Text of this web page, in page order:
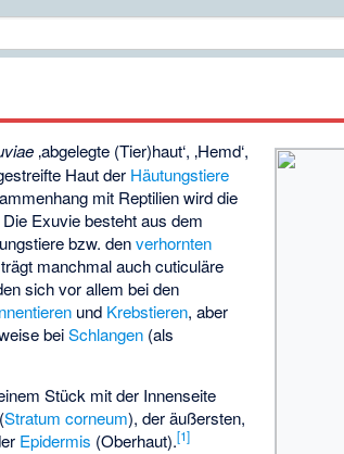
‚abgelegte (Tier)haut‘, ‚Hemd‘,
Haut der Häutungstiere
mit Reptilien wird die
Exuvie besteht aus dem
bzw. denverhornten
manchmal auch cuticuläre
sich vor allem bei den
und Krebstieren, aber
beiSchlangen (als
Stück mit der Innenseite
Stratum corneum), der äußersten,
Epidermis (Oberhaut).[1]